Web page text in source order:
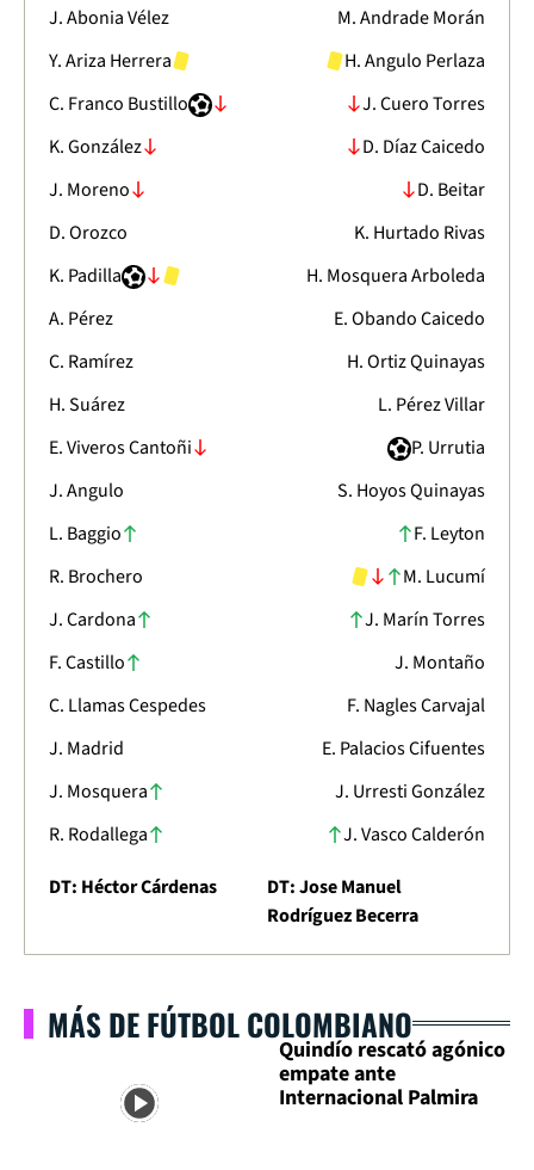
J. Abonia Vélez
Y. Ariza Herrera
C. Franco Bustillo
K. González
J. Moreno
D. Orozco
K. Padilla
A. Pérez
C. Ramírez
H. Suárez
E. Viveros Cantoñi
J. Angulo
L. Baggio
R. Brochero
J. Cardona
F. Castillo
C. Llamas Cespedes
J. Madrid
J. Mosquera
R. Rodallega
M. Andrade Morán
H. Angulo Perlaza
J. Cuero Torres
D. Díaz Caicedo
D. Beitar
K. Hurtado Rivas
H. Mosquera Arboleda
E. Obando Caicedo
H. Ortiz Quinayas
L. Pérez Villar
P. Urrutia
S. Hoyos Quinayas
F. Leyton
M. Lucumí
J. Marín Torres
J. Montaño
F. Nagles Carvajal
E. Palacios Cifuentes
J. Urresti González
J. Vasco Calderón
DT: Héctor Cárdenas
DT: Jose Manuel
Rodríguez Becerra
MÁS DE FÚTBOL COLOMBIANO
Quindío rescató agónico
empate ante
Internacional Palmira